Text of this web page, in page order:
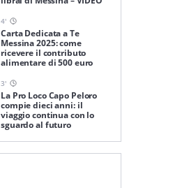
4'
Carta Dedicata a Te
Messina 2025: come
ricevere il contributo
alimentare di 500 euro
3'
La Pro Loco Capo Peloro
compie dieci anni: il
viaggio continua con lo
sguardo al futuro